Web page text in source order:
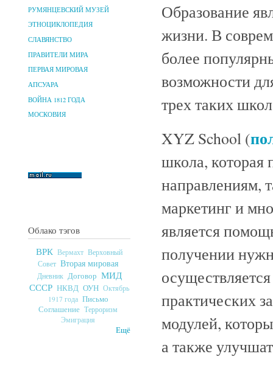
РУМЯНЦЕВСКИЙ МУЗЕЙ
ЭТНОЦИКЛОПЕДИЯ
СЛАВЯНСТВО
ПРАВИТЕЛИ МИРА
ПЕРВАЯ МИРОВАЯ
АПСУАРА
ВОЙНА 1812 ГОДА
МОСКОВИЯ
Облако тэгов
ВРК Вермахт Верховный
Совет Вторая мировая
Дневник Договор МИД
СССР НКВД ОУН Октябрь
1917 года Письмо
Соглашение Терроризм
Эмиграция
Ещё
Образование
жизни. В
более
возможности
трех таких
XYZ School (
школа, которая
направлениям,
маркетинг и
является
получении
практических
модулей,
а также